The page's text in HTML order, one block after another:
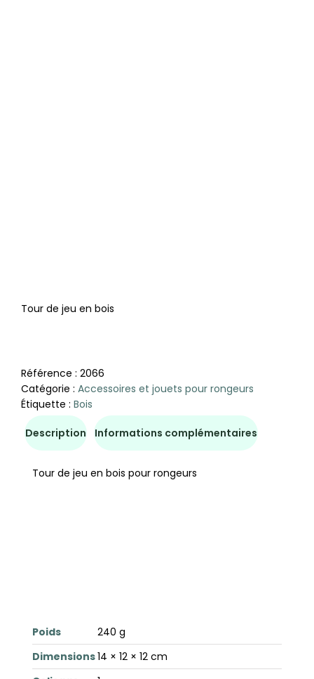
Tour de jeu en bois
Référence : 2066
Catégorie : Accessoires et jouets pour rongeurs
Étiquette : Bois
Description Informations complémentaires
Tour de jeu en bois pour rongeurs
Poids
240 g
Dimensions14 × 12 × 12 cm